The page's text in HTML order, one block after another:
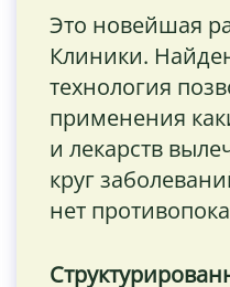
Это новейшая
Клиники.
технология
применения
и лекарств
круг
нет